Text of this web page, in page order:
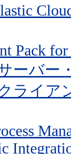
Pack
サーバ
クライ